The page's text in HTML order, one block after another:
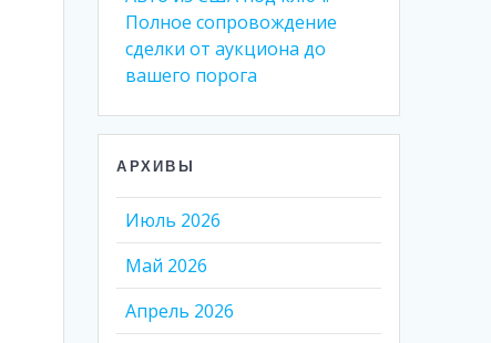
Полное сопровождение
сделки от аукциона до
вашего порога
АРХИВЫ
Июль 2026
Май 2026
Апрель 2026